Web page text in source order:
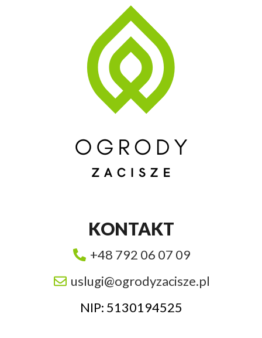
KONTAKT
+48 792 06 07 09
uslugi@ogrodyzacisze.pl
NIP: 5130194525